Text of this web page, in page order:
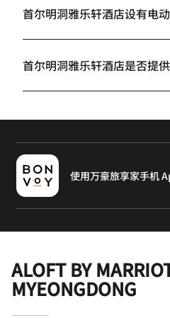
首尔明洞雅乐轩酒店设有电
首尔明洞雅乐轩酒店是否提供
使用万豪旅享家手机
ALOFT BY
MYEONGDONG